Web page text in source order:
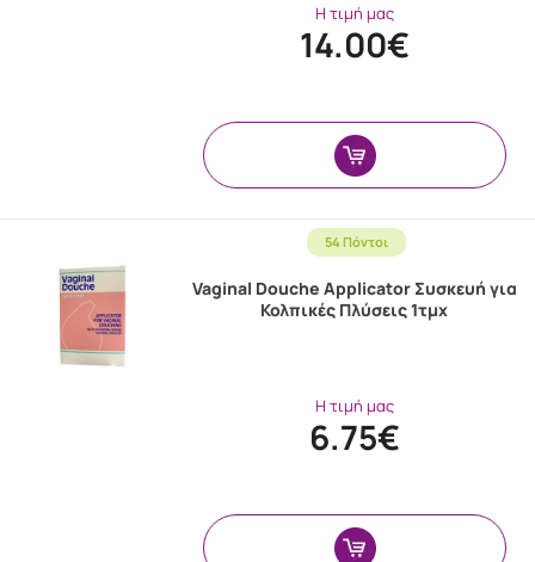
Η τιμή μας
14.00€
54 Πόντοι
Vaginal Douche Applicator Συσκευή για
Κολπικές Πλύσεις 1τμχ
Η τιμή μας
6.75€